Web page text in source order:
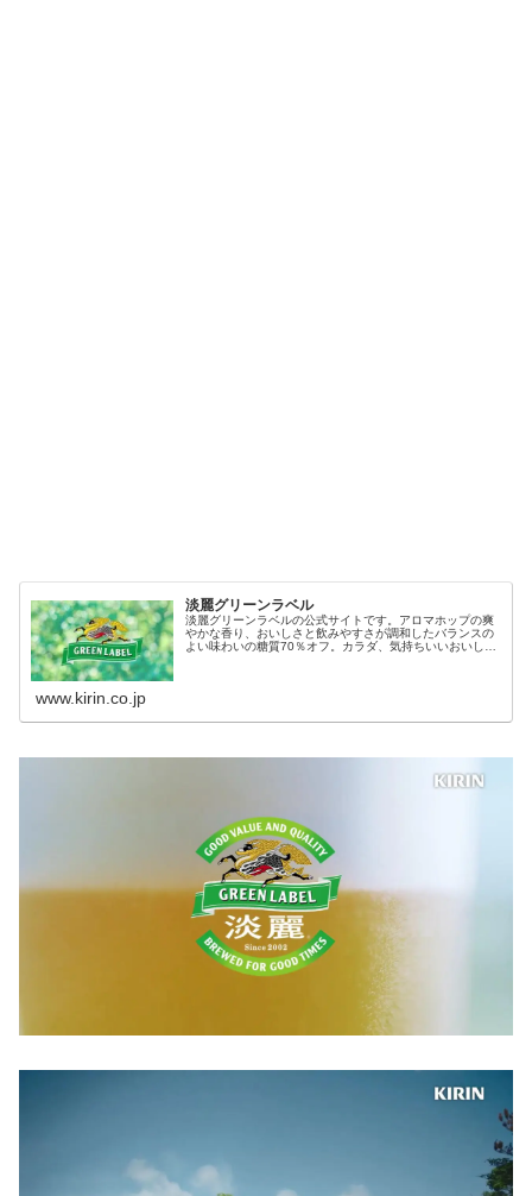
淡麗グリーンラベル
淡麗グリーンラベルの公式サイトです。アロマホップの爽
やかな香り、おいしさと飲みやすさが調和したバランスの
よい味わいの糖質70％オフ。カラダ、気持ちいいおいしさ
www.kirin.co.jp